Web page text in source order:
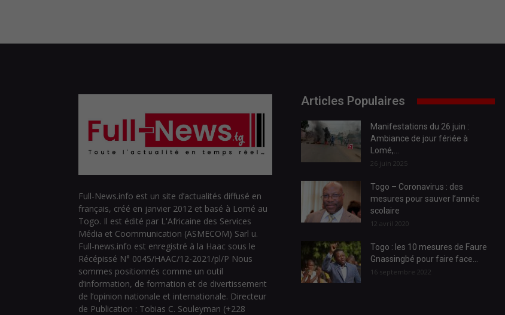
Full-News.info est un site d’actualités diffusé en
français, créé en janvier 2012 et basé à Lomé au
Togo. Il est édité par L'Africaine des Services
Média et Coommunication (ASMECOM) Sarl u.
Full-news.info est enregistré à la Haac sous le
Récépissé N° 0045/HAAC/12-2021/pl/P Nous
sommes positionnés comme un outil
d’information, de formation et de divertissement
de l’opinion nationale et internationale. Directeur
de Publication : Tobias C. Souleyman (+228
Articles Populaires
Manifestations du 26 juin :
Ambiance de jour fériée à
Lomé,...
26 juin 2025
Togo – Coronavirus : des
mesures pour sauver l’année
scolaire
12 avril 2020
Togo : les 10 mesures de Faure
Gnassingbé pour faire face...
16 septembre 2022